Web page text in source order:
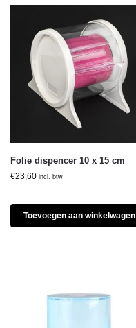
Folie dispencer 10 x 15 cm
€23,60 incl. btw
Toevoegen aan winkelwagen